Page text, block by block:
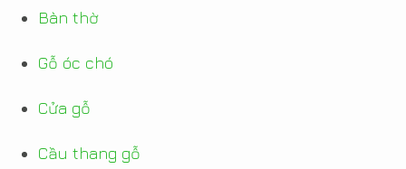
Bàn thờ
Gỗ óc chó
Cửa gỗ
Cầu thang gỗ